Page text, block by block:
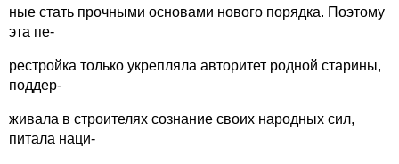
ные стать прочными основами нового порядка. Поэтому
эта пе-
рестройка только укрепляла авторитет родной старины,
поддер-
живала в строителях сознание своих народных сил,
питала наци-